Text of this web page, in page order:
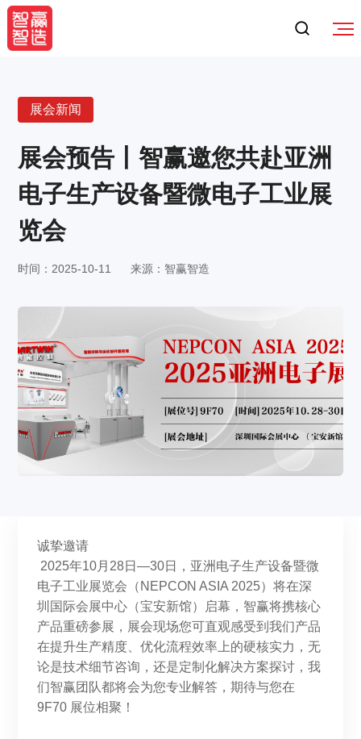
展会新闻
展会预告丨智赢邀您共赴亚洲
电子生产设备暨微电子工业展
览会
时间：2025-10-11 来源：智赢智造
诚挚邀请
2025年10月28日—30日，亚洲电子生产设备暨微
电子工业展览会（NEPCON ASIA 2025）将在深
圳国际会展中心（宝安新馆）启幕，智赢将携核心
产品重磅参展，展会现场您可直观感受到我们产品
在提升生产精度、优化流程效率上的硬核实力，无
论是技术细节咨询，还是定制化解决方案探讨，我
们智赢团队都将会为您专业解答，期待与您在
9F70 展位相聚！